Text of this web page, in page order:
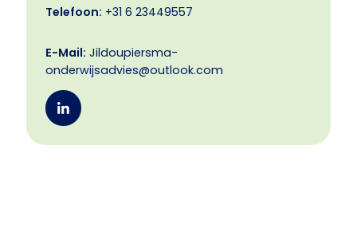
Telefoon: +31 6 23449557
E-Mail: Jildoupiersma-
onderwijsadvies@outlook.com